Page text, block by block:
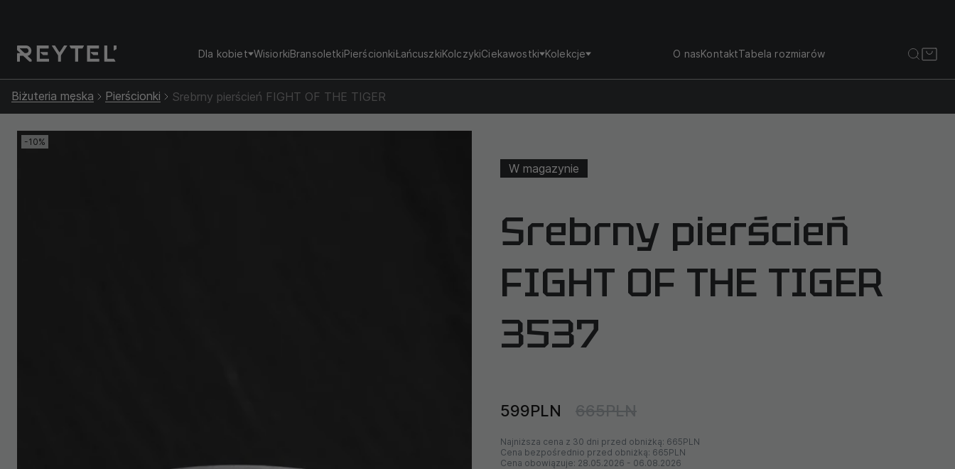
Dla kobiet WisiorkiBransoletkiPierścionkiŁańcuszkiKolczykiCiekawostki Kolekcje O nasKontaktTabela rozmiarów
Biżuteria męska Pierścionki Srebrny pierścień FIGHT OF THE TIGER
-10%
W magazynie
Srebrny pierścień
FIGHT OF THE TIGER
3537
599PLN 665PLN
Najniższa cena z 30 dni przed obniżką: 665PLN
Cena bezpośrednio przed obniżką: 665PLN
Cena obowiązuje: 28.05.2026 - 06.08.2026